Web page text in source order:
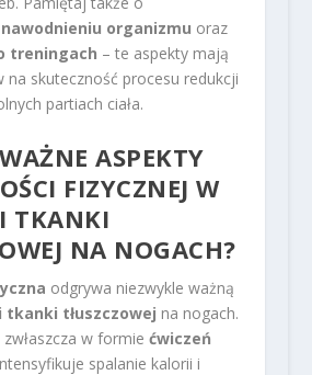
organizmu oraz
treningach – te aspekty mają
na skuteczność procesu redukcji
partiach ciała.
ASPEKTY
FIZYCZNEJ W
TKANKI
NA NOGACH?
odgrywa niezwykle ważną
tkanki tłuszczowej na nogach.
w formie ćwiczeń
spalanie kalorii i